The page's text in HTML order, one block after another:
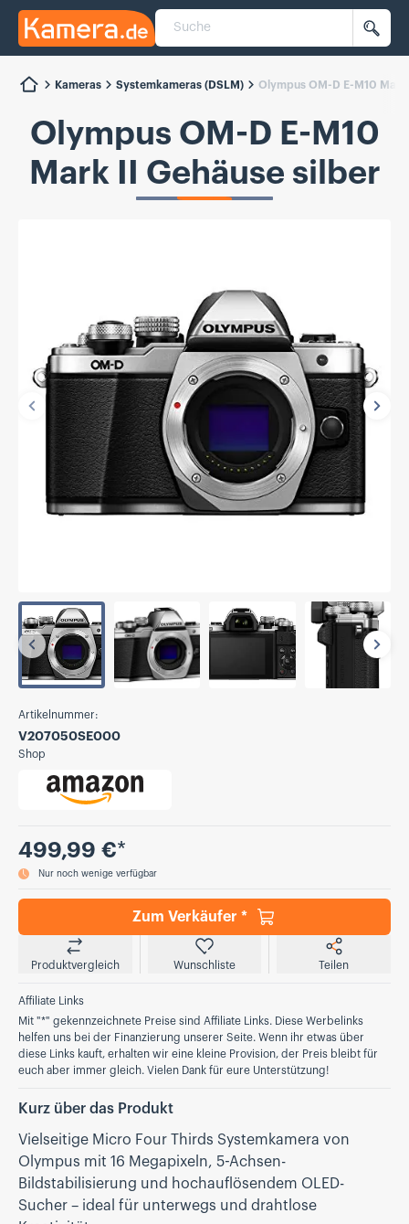
Kamera.de
Suche
Kameras Systemkameras (DSLM) Olympus OM-D E-M10
Olympus OM-D E-M10
Mark II Gehäuse silber
Vorherige
Vorherige
Artikelnummer:
V207050SE000
Shop
Preis
499,99 €*
Nur noch wenige verfügbar
Zum Verkäufer *
Produktvergleich Wunschliste Teilen
Affiliate Links
Mit "*" gekennzeichnete Preise sind Affiliate Links. Diese Werbelinks
helfen uns bei der Finanzierung unserer Seite. Wenn ihr etwas über
diese Links kauft, erhalten wir eine kleine Provision, der Preis bleibt für
euch aber immer gleich. Vielen Dank für eure Unterstützung!
Kurz über das Produkt
Vielseitige Micro Four Thirds Systemkamera von
Olympus mit 16 Megapixeln, 5-Achsen-
Bildstabilisierung und hochauflösendem OLED-
Sucher – ideal für unterwegs und drahtlose